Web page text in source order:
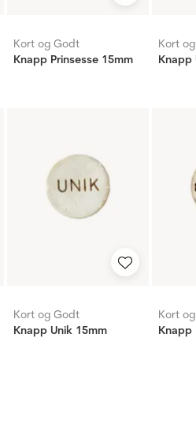
Kort og Godt
Knapp Prinsesse 15mm
Kort
Knapp
Kort og Godt
Knapp Unik 15mm
Kort